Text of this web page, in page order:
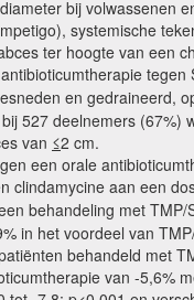
bij volwassenen
systemische
ter hoogte van een
en gedraineerd,
527 deelnemers (67%)
van ≤2 cm.
een orale
clindamycine aan een
behandeling met
in het voordeel van
behandeld met
van -5,6%